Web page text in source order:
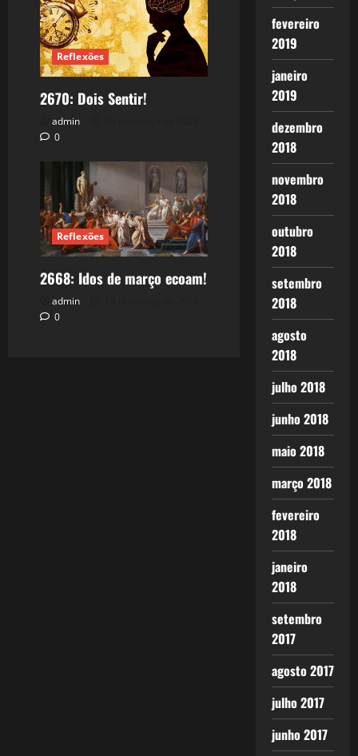
Reflexões
2670: Dois Sentir!
admin
0
Reflexões
2668: Idos de março ecoam!
admin
0
fevereiro
2019
janeiro
2019
dezembro
2018
novembro
2018
outubro
2018
setembro
2018
agosto
2018
julho 2018
junho 2018
maio 2018
março 2018
fevereiro
2018
janeiro
2018
setembro
2017
agosto 2017
julho 2017
junho 2017